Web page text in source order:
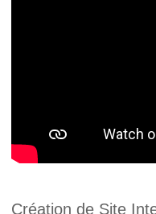
Création de Site